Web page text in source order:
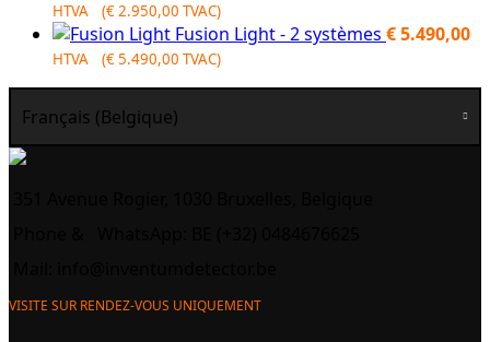
HTVA (€2.950,00 TVAC)
Fusion Light - 2 systèmes €5.490,00
HTVA (€5.490,00 TVAC)
Français (Belgique)
VISITE SUR RENDEZ-VOUS UNIQUEMENT